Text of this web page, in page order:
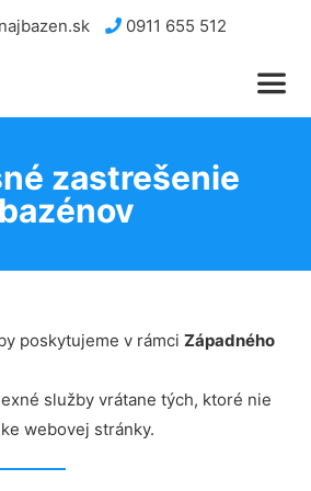
0911 655 512
zastrešenie
bazénov
poskytujeme v rámci Západného
služby vrátane tých, ktoré nie
webovej stránky.